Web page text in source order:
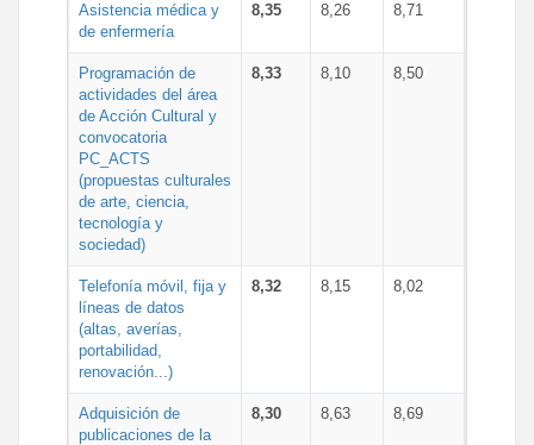
Asistencia médica y
de enfermería
8,35 8,26 8,71
Programación de
actividades del área
de Acción Cultural y
convocatoria
PC_ACTS
(propuestas culturales
de arte, ciencia,
tecnología y
sociedad)
8,33 8,10 8,50
Telefonía móvil, fija y
líneas de datos
(altas, averías,
portabilidad,
renovación...)
8,32 8,15 8,02
Adquisición de
publicaciones de la
8,30 8,63 8,69